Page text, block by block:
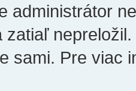
administrátor
zatiaľ
sami. Pre viac